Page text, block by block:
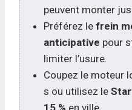
peuvent monter
Préférez le frein
anticipative pour
limiter l’usure.
Coupez le moteur
s ou utilisez le
15 % en ville.